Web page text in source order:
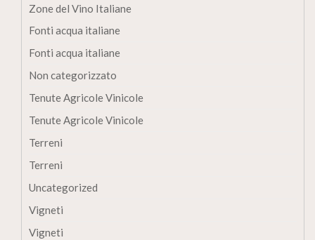
Zone del Vino Italiane
Fonti acqua italiane
Fonti acqua italiane
Non categorizzato
Tenute Agricole Vinicole
Tenute Agricole Vinicole
Terreni
Terreni
Uncategorized
Vigneti
Vigneti